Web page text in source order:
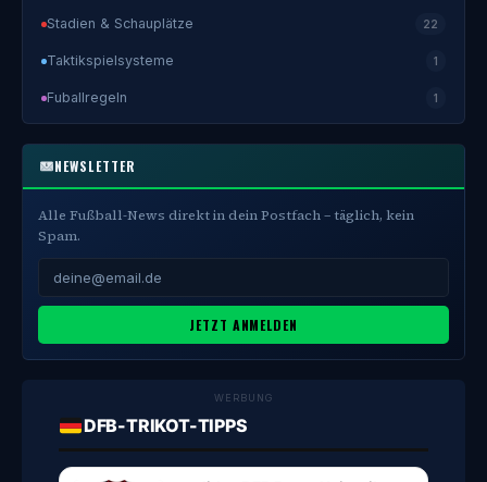
Stadien & Schauplätze 22
Taktikspielsysteme 1
Fuballregeln 1
NEWSLETTER
Alle Fußball-News direkt in dein Postfach – täglich, kein
Spam.
JETZT ANMELDEN
WERBUNG
DFB-TRIKOT-TIPPS